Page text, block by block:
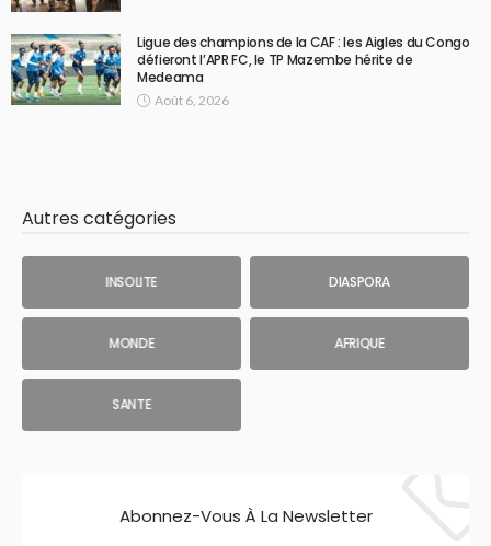
Ligue des champions de la CAF : les Aigles du Congo
défieront l’APR FC, le TP Mazembe hérite de
Medeama
Août 6, 2026
Autres catégories
INSOLITE DIASPORA
MONDE AFRIQUE
SANTE
Abonnez-Vous À La Newsletter